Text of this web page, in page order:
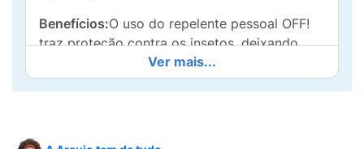
Benefícios:O uso do repelente pessoal OFF!
traz proteção contra os insetos, deixando
você com uma sensação de liberdade, de
poder curtir a vida ao ar livre, sem o risco de
evitar alergias cutâneas causadas pelas
Ver mais...